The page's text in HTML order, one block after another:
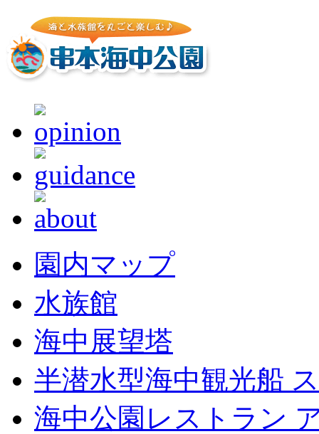
園内マップ
水族館
海中展望塔
半潜水型海中観光船
海中公園レストラン